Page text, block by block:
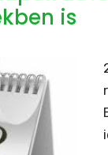
is